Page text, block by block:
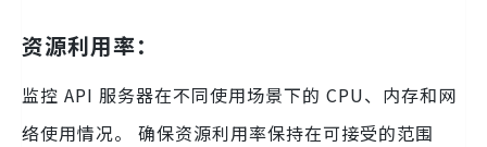
资源利用率：
监控 API 服务器在不同使用场景下的 CPU、内存和网
络使用情况。 确保资源利用率保持在可接受的范围